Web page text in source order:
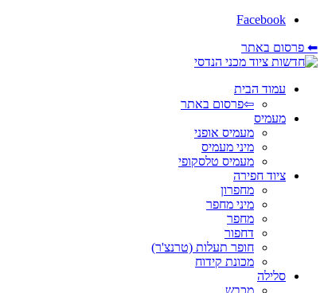
Facebook
⬅ פרסום באתר
עמוד הבית
⇦פרסום באתר
מעמיס
מעמיס אופני
מיני מעמיס
מעמיס טלסקופי
ציוד חפירה
מחפרון
מיני מחפר
מחפר
דחפור
חופר תעלות (טרנצ'ר)
מכונת קידוח
סלילה
מכבש